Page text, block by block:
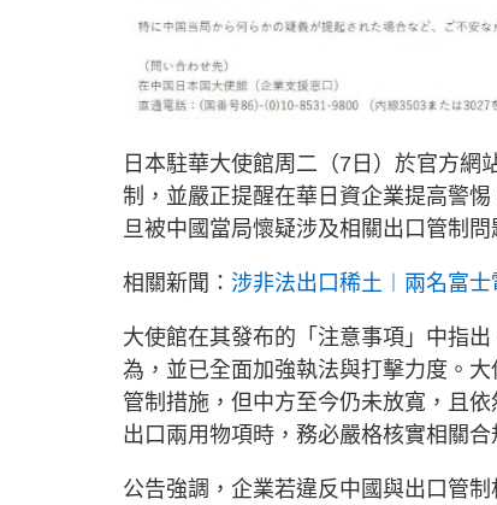
日本駐華大使館周二（7日）於官方網
制，並嚴正提醒在華日資企業提高警
旦被中國當局懷疑涉及相關出口管制
相關新聞： 涉非法出口稀土︱兩名富
大使館在其發布的「注意事項」中指
為，並已全面加強執法與打擊力度。
管制措施，但中方至今仍未放寬，且
出口兩用物項時，務必嚴格核實相關合
公告強調，企業若違反中國與出口管